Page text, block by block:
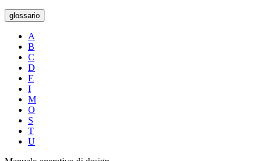
glossario
A
B
C
D
E
I
M
O
S
T
U